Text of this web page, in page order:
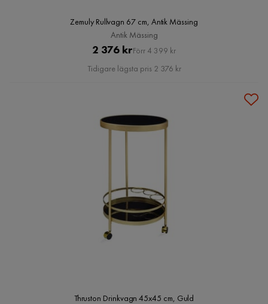
Zemuly Rullvagn 67 cm, Antik Mässing
Antik Mässing
Pris
2 376 krOriginal
Pris
Förr 4 399 kr
Tidigare lägsta pris 2 376 kr
Thruston Drinkvagn 45x45 cm, Guld